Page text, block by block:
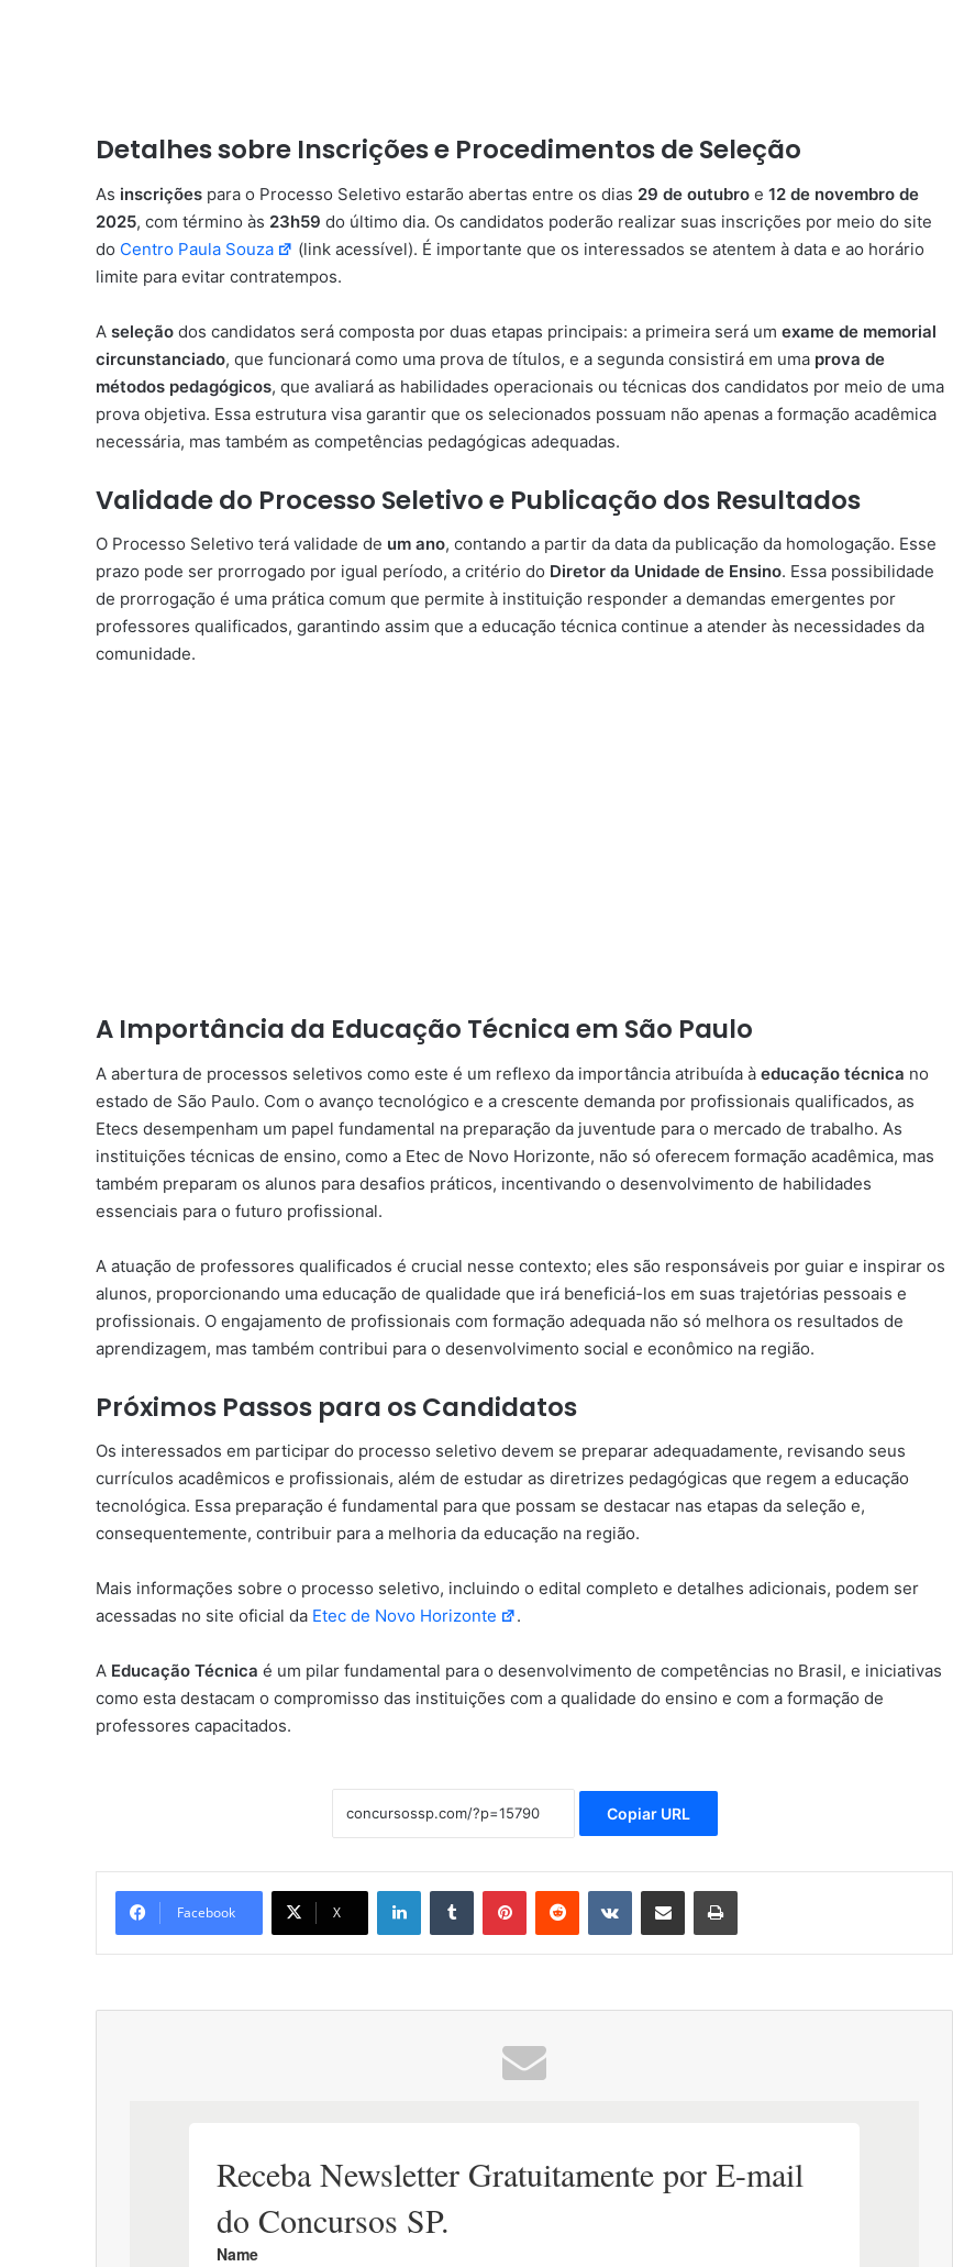
Detalhes sobre Inscrições e Procedimentos de Seleção
As inscrições para o Processo Seletivo estarão abertas entre os dias 29 de outubro e 12 de novembro de
2025, com término às 23h59 do último dia. Os candidatos poderão realizar suas inscrições por meio do site
do Centro Paula Souza
(link acessível). É importante que os interessados se atentem à data e ao horário
limite para evitar contratempos.
A seleção dos candidatos será composta por duas etapas principais: a primeira será um exame de memorial
circunstanciado, que funcionará como uma prova de títulos, e a segunda consistirá em uma prova de
métodos pedagógicos, que avaliará as habilidades operacionais ou técnicas dos candidatos por meio de uma
prova objetiva. Essa estrutura visa garantir que os selecionados possuam não apenas a formação acadêmica
necessária, mas também as competências pedagógicas adequadas.
Validade do Processo Seletivo e Publicação dos Resultados
O Processo Seletivo terá validade de um ano, contando a partir da data da publicação da homologação. Esse
prazo pode ser prorrogado por igual período, a critério do Diretor da Unidade de Ensino. Essa possibilidade
de prorrogação é uma prática comum que permite à instituição responder a demandas emergentes por
professores qualificados, garantindo assim que a educação técnica continue a atender às necessidades da
comunidade.
A Importância da Educação Técnica em São Paulo
A abertura de processos seletivos como este é um reflexo da importância atribuída à educação técnica no
estado de São Paulo. Com o avanço tecnológico e a crescente demanda por profissionais qualificados, as
Etecs desempenham um papel fundamental na preparação da juventude para o mercado de trabalho. As
instituições técnicas de ensino, como a Etec de Novo Horizonte, não só oferecem formação acadêmica, mas
também preparam os alunos para desafios práticos, incentivando o desenvolvimento de habilidades
essenciais para o futuro profissional.
A atuação de professores qualificados é crucial nesse contexto; eles são responsáveis por guiar e inspirar os
alunos, proporcionando uma educação de qualidade que irá beneficiá-los em suas trajetórias pessoais e
profissionais. O engajamento de profissionais com formação adequada não só melhora os resultados de
aprendizagem, mas também contribui para o desenvolvimento social e econômico na região.
Próximos Passos para os Candidatos
Os interessados em participar do processo seletivo devem se preparar adequadamente, revisando seus
currículos acadêmicos e profissionais, além de estudar as diretrizes pedagógicas que regem a educação
tecnológica. Essa preparação é fundamental para que possam se destacar nas etapas da seleção e,
consequentemente, contribuir para a melhoria da educação na região.
Mais informações sobre o processo seletivo, incluindo o edital completo e detalhes adicionais, podem ser
acessadas no site oficial da Etec de Novo Horizonte .
A Educação Técnica é um pilar fundamental para o desenvolvimento de competências no Brasil, e iniciativas
como esta destacam o compromisso das instituições com a qualidade do ensino e com a formação de
professores capacitados.
Copiar URL
Facebook X
LinkedinTumblr PinterestReddit VK Compartilhar via e-mail Imprimir